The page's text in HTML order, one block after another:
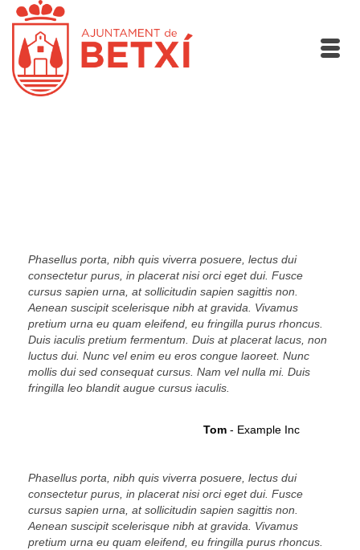
Phasellus porta, nibh quis viverra posuere, lectus dui
consectetur purus, in placerat nisi orci eget dui. Fusce
cursus sapien urna, at sollicitudin sapien sagittis non.
Aenean suscipit scelerisque nibh at gravida. Vivamus
pretium urna eu quam eleifend, eu fringilla purus rhoncus.
Duis iaculis pretium fermentum. Duis at placerat lacus, non
luctus dui. Nunc vel enim eu eros congue laoreet. Nunc
mollis dui sed consequat cursus. Nam vel nulla mi. Duis
fringilla leo blandit augue cursus iaculis.
Tom - Example Inc
Phasellus porta, nibh quis viverra posuere, lectus dui
consectetur purus, in placerat nisi orci eget dui. Fusce
cursus sapien urna, at sollicitudin sapien sagittis non.
Aenean suscipit scelerisque nibh at gravida. Vivamus
pretium urna eu quam eleifend, eu fringilla purus rhoncus.